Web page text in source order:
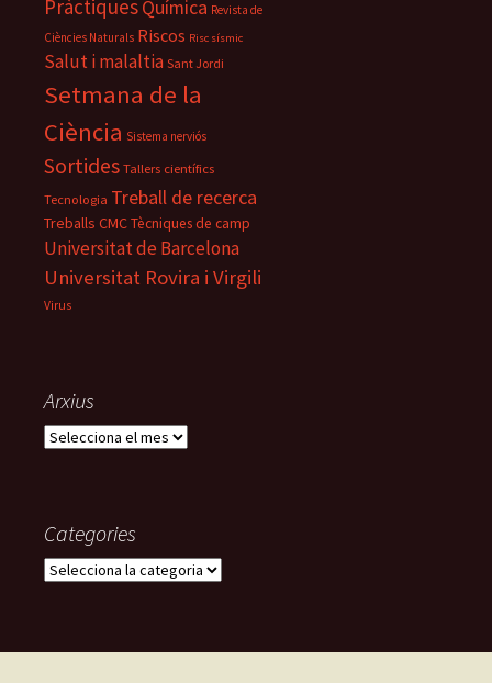
PràctiquesQuímica Revista de
Ciències Naturals Riscos Risc sísmic
Salut i malaltia Sant Jordi
Setmana de la
Ciència Sistema nerviós
SortidesTallers científics
Tecnologia Treball de recerca
Treballs CMCTècniques de camp
Universitat de Barcelona
Universitat Rovira i Virgili
Virus
Arxius
A
u
Categories
C